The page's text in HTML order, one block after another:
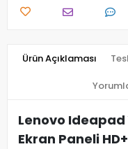
Ürün Açıklaması
Lenovo Ideapad
Ekran Paneli HD+